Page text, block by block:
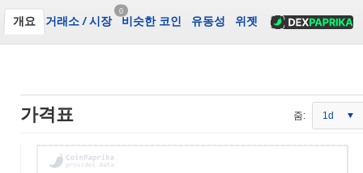
개요 거래소 /시장
0
비슷한 코인 유동성 위젯
가격표 줌: 1d